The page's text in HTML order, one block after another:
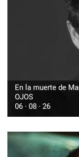
En la muerte de
OJOS
06 · 08 · 26